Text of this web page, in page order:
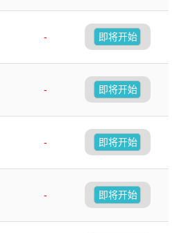
-
即将开始
-
即将开始
-
即将开始
-
即将开始